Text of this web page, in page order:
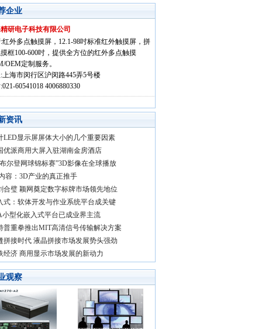
企业
研电子科技有限公司
红外多点触摸屏，12.1-98吋标准红外触摸屏，拼
框100-600吋，提供全方位的红外多点触摸
OEM定制服务。
上海市闵行区沪闵路445弄5号楼
60541018 4006880330
资讯
LED显示屏屏体大小的几个重要因素
优派商用大屏入驻湖南金房酒店
尔登网球锦标赛”3D影像在全球播放
容：3D产业的真正推手
合璧 颖网奠定数字标牌市场领先地位
式：软体开发与作业系统平台成关键
型化嵌入式平台已成业界主流
普重拳推出MIT高清信号传输解决方案
拼接时代 液晶拼接市场发展势头强劲
经济 商用显示市场发展的新动力
观察